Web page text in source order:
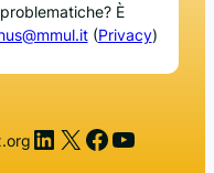
È
(Privacy)
LinkedIn
X Facebook